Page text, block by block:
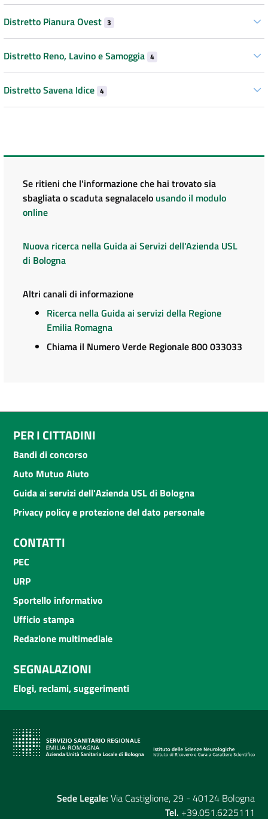
Distretto Pianura Ovest 3
Distretto Reno, Lavino e Samoggia 4
Distretto Savena Idice 4
Se ritieni che l'informazione che hai trovato sia
sbagliata o scaduta segnalacelo usando il modulo
online
Nuova ricerca nella Guida ai Servizi dell'Azienda USL
di Bologna
Altri canali di informazione
Ricerca nella Guida ai servizi della Regione
Emilia Romagna
Chiama il Numero Verde Regionale 800 033033
PER I CITTADINI
Bandi di concorso
Auto Mutuo Aiuto
Guida ai servizi dell'Azienda USL di Bologna
Privacy policy e protezione del dato personale
CONTATTI
PEC
URP
Sportello informativo
Ufficio stampa
Redazione multimediale
SEGNALAZIONI
Elogi, reclami, suggerimenti
Sede Legale: Via Castiglione, 29 - 40124 Bologna
Tel. +39.051.6225111